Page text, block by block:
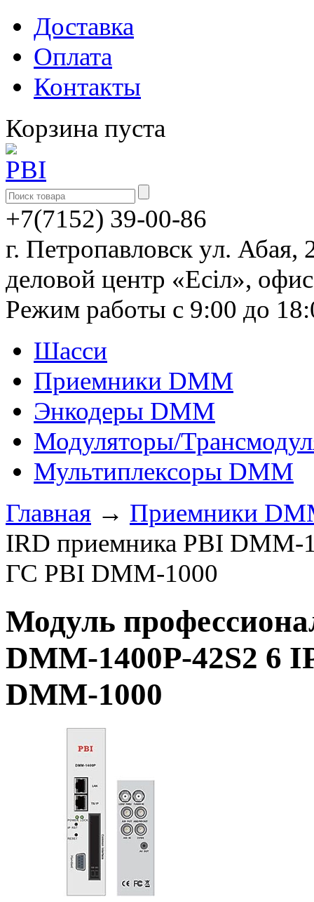
Доставка
Оплата
Контакты
Корзина пуста
+7(7152) 39-00-86
г. Петропавловск yл. Абая,
деловой центр «Есiл»,
Режим работы с 9:00 до
Шасси
Приемники DMM
Энкодеры DMM
Модуляторы/
Мультиплексоры DMM
Главная → Приемники
IRD приемника PBI DMM-
ГС PBI DMM-1000
Модуль
DMM-1400P-42S2 6
DMM-1000